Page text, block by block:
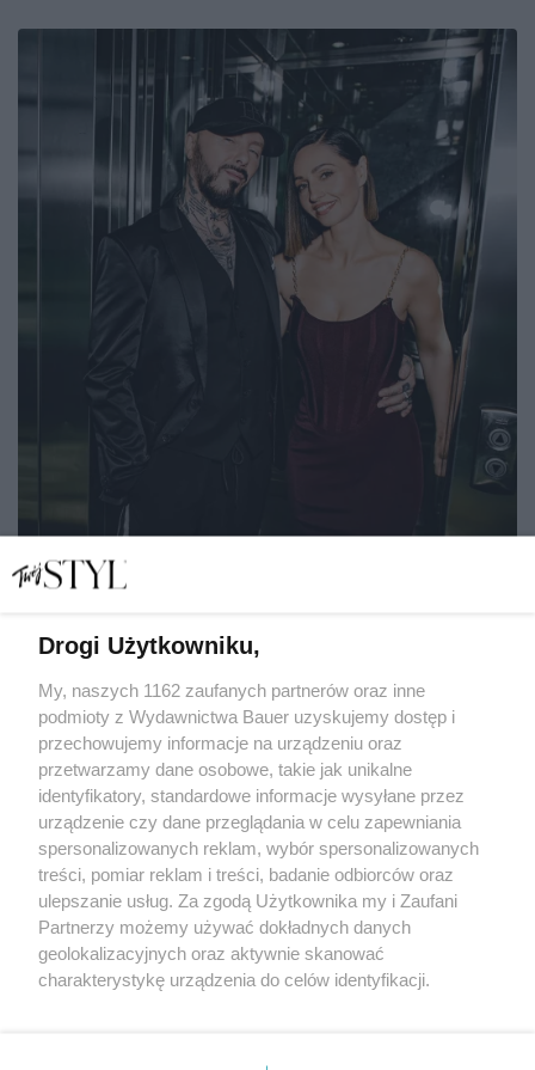
Ewa i Paweł Rurak-Sokal
MAGDALENA KUSZEWSKA
PARTNERZY
POLITYKA PRYWATNOŚCI
Drogi Użytkowniku,
My, naszych 1162 zaufanych partnerów oraz inne
podmioty z Wydawnictwa Bauer uzyskujemy dostęp i
przechowujemy informacje na urządzeniu oraz
przetwarzamy dane osobowe, takie jak unikalne
identyfikatory, standardowe informacje wysyłane przez
urządzenie czy dane przeglądania w celu zapewniania
spersonalizowanych reklam, wybór spersonalizowanych
treści, pomiar reklam i treści, badanie odbiorców oraz
ulepszanie usług. Za zgodą Użytkownika my i Zaufani
Partnerzy możemy używać dokładnych danych
geolokalizacyjnych oraz aktywnie skanować
charakterystykę urządzenia do celów identyfikacji.